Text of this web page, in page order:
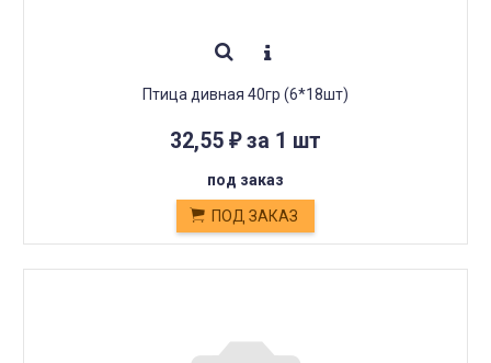
Птица дивная 40гр (6*18шт)
32,55 ₽за 1 шт
под заказ
ПОД ЗАКАЗ